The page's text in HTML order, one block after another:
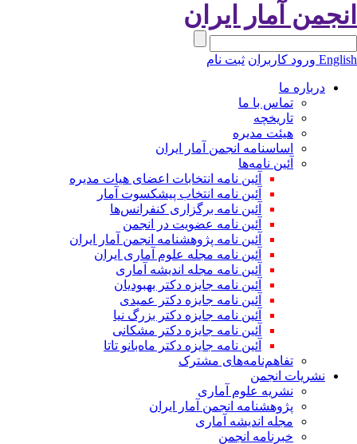
آمار ایران
ورود کاربران ثبت نام
درباره ما
تماس با ما
تاریخچه
هیئت مدیره
اساسنامه انجمن آمار ایران
آئین نامه‌ها
آئین نامه انتخابات اعضای هیات مدیره
آئین نامه انتخاب پیشکسوت آمار
آئین نامه برگزاری کنفرانس‌ها
آئین نامه عضویت در انجمن
آئین نامه پژوهشنامه انجمن آمار ایران
آئین نامه مجله علوم آماری ایران
آئین نامه مجله اندیشه آماری
آئین‌ نامه جایزه دکتر بهبودیان
آئین نامه جایزه دکتر عمیدی
آئین نامه جایزه دکتر بزرگ نیا
آئین نامه جایزه دکتر مشکانی
آئین نامه جایزه دکتر ماه‌بانو تاتا
تفاهم‌نامه‌های مشترک
نشریات انجمن
نشریه علوم آماری
پژوهشنامه انجمن آمار ایران
مجله اندیشه آماری
خبرنامه انجمن